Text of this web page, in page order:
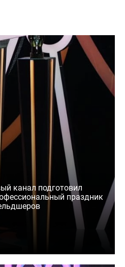
канал подготовил
праздник